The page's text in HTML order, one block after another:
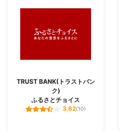
TRUST BANK(トラストバン
ク)
ふるさとチョイス
3.62(10)